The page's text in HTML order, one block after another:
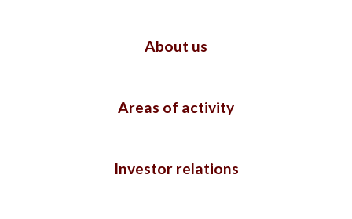
About us
Areas of activity
Investor relations